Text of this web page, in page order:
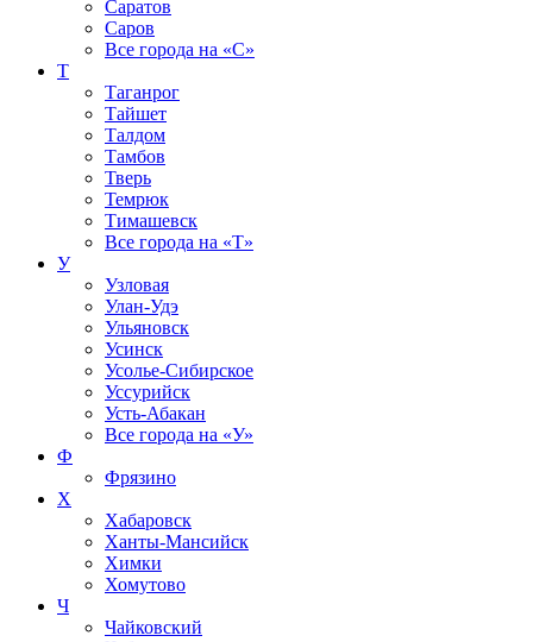
Саратов
Саров
Все города на «С»
Т
Таганрог
Тайшет
Талдом
Тамбов
Тверь
Темрюк
Тимашевск
Все города на «Т»
У
Узловая
Улан-Удэ
Ульяновск
Усинск
Усолье-Сибирское
Уссурийск
Усть-Абакан
Все города на «У»
Ф
Фрязино
Х
Хабаровск
Ханты-Мансийск
Химки
Хомутово
Ч
Чайковский